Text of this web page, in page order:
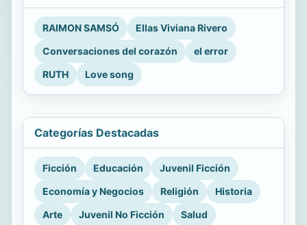
RAIMON SAMSÓ
Ellas Viviana Rivero
Conversaciones del corazón
el error
RUTH
Love song
Categorías Destacadas
Ficción Educación
Juvenil Ficción
Economía y Negocios
Religión
Historia
Arte
Juvenil No Ficción Salud